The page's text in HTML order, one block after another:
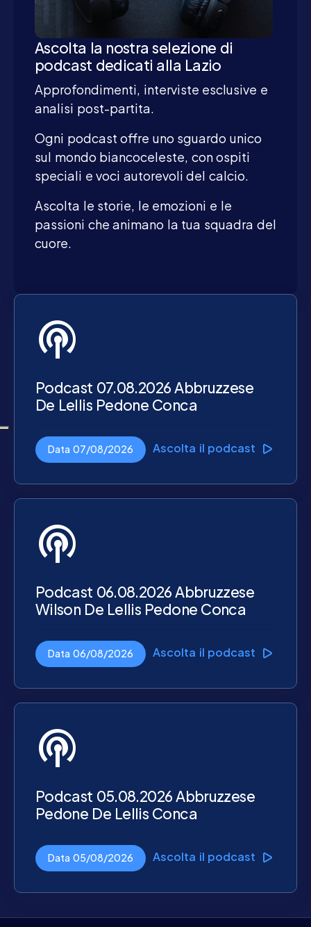
Ascolta la nostra selezione di
podcast dedicati alla Lazio
Approfondimenti, interviste esclusive e
analisi post-partita.
Ogni podcast offre uno sguardo unico
sul mondo biancoceleste, con ospiti
speciali e voci autorevoli del calcio.
Ascolta le storie, le emozioni e le
passioni che animano la tua squadra del
cuore.
podcasts
Podcast 07.08.2026 Abbruzzese
De Lellis Pedone Conca
Data 07/08/2026 Ascolta il podcast
podcasts
Podcast 06.08.2026 Abbruzzese
Wilson De Lellis Pedone Conca
Data 06/08/2026 Ascolta il podcast
podcasts
Podcast 05.08.2026 Abbruzzese
Pedone De Lellis Conca
Data 05/08/2026 Ascolta il podcast